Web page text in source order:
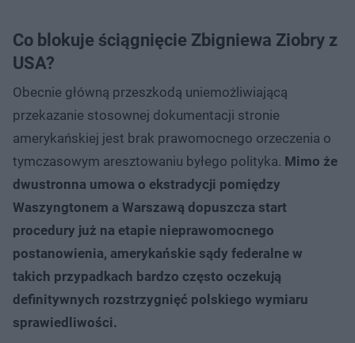
Co blokuje ściągnięcie Zbigniewa Ziobry z
USA?
Obecnie główną przeszkodą uniemożliwiającą
przekazanie stosownej dokumentacji stronie
amerykańskiej jest brak prawomocnego orzeczenia o
tymczasowym aresztowaniu byłego polityka. Mimo że
dwustronna umowa o ekstradycji pomiędzy
Waszyngtonem a Warszawą dopuszcza start
procedury już na etapie nieprawomocnego
postanowienia, amerykańskie sądy federalne w
takich przypadkach bardzo często oczekują
definitywnych rozstrzygnięć polskiego wymiaru
sprawiedliwości.